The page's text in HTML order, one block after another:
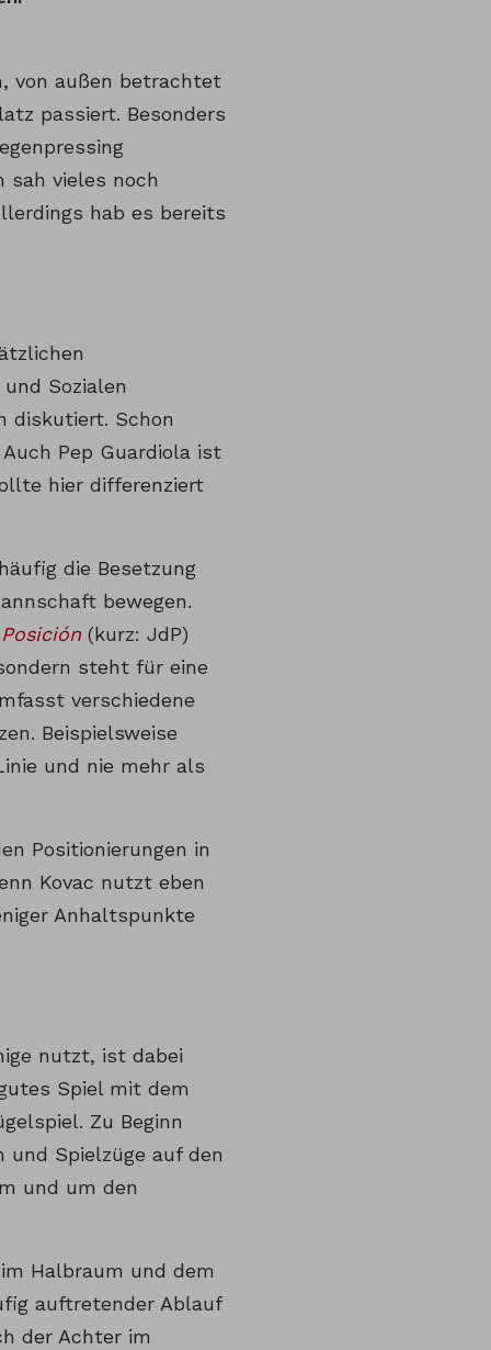
von außen betrachtet
passiert. Besonders
sah vieles noch
hab es bereits
Sozialen
diskutiert. Schon
Pep Guardiola ist
hier differenziert
die Besetzung
bewegen.
(kurz: JdP)
steht für eine
verschiedene
Beispielsweise
und nie mehr als
Positionierungen in
Kovac nutzt eben
Anhaltspunkte
nutzt, ist dabei
Spiel mit dem
Zu Beginn
und Spielzüge auf den
und um den
Halbraum und dem
auftretender Ablauf
der Achter im